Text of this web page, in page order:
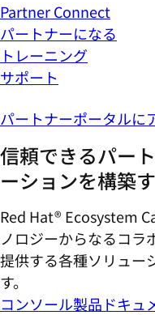
Partner Connect
パートナーになる
トレーニング
サポート
パートナーポータルに
信頼できるパー
ーションを構築
Red Hat® Ecosystem
ノロジーからなるコラ
提供する各種ソリュー
す。
コンソール製品ドキュ